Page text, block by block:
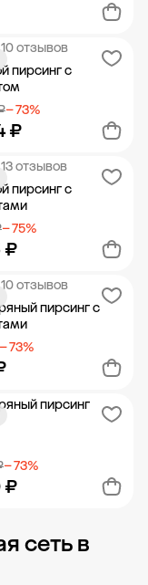
в корзину
отзывов
пирсинг с
− 73%
₽
в корзину
отзывов
пирсинг с
− 75%
₽
в корзину
отзывов
пирсинг с
− 73%
в корзину
пирсинг
− 73%
₽
в корзину
сеть в